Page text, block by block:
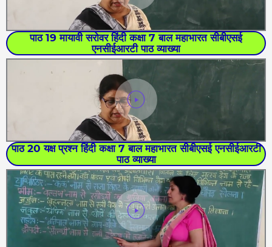
पाठ 19 मायावी सरोवर हिंदी कक्षा 7 बाल महाभारत सीबीएसई
एनसीईआरटी पाठ व्याख्या
पाठ 20 यक्ष प्रश्न हिंदी कक्षा 7 बाल महाभारत सीबीएसई एनसीईआरटी
पाठ व्याख्या